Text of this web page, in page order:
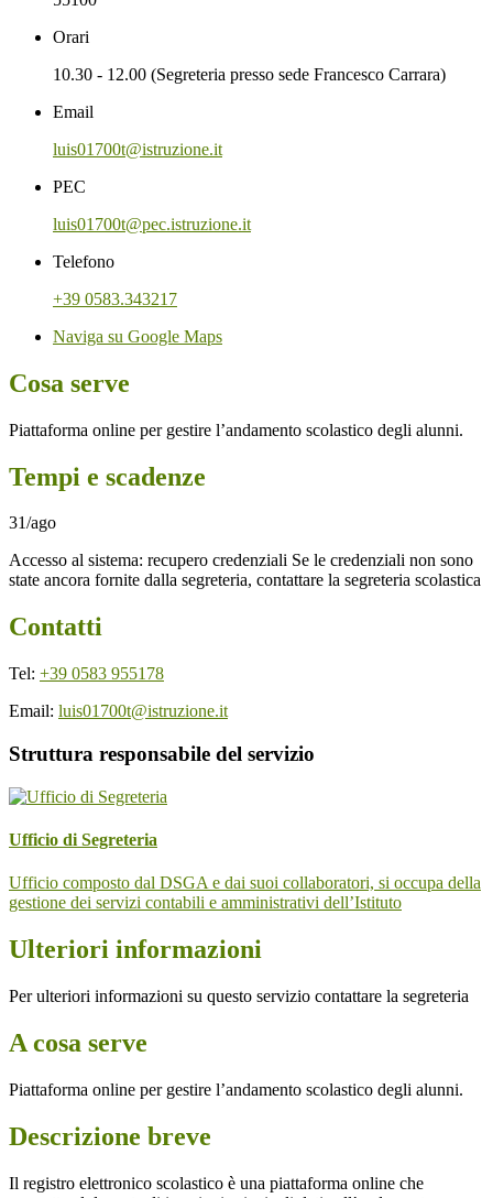
Orari
10.30 - 12.00 (Segreteria presso sede Francesco Carrara)
Email
luis01700t@istruzione.it
PEC
luis01700t@pec.istruzione.it
Telefono
+39 0583.343217
Naviga su Google Maps
Cosa serve
Piattaforma online per gestire l’andamento scolastico degli alunni.
Tempi e scadenze
31/ago
Accesso al sistema: recupero credenziali Se le credenziali non sono
state ancora fornite dalla segreteria, contattare la segreteria scolastica
Contatti
Tel: +39 0583 955178
Email: luis01700t@istruzione.it
Struttura responsabile del servizio
Ufficio di Segreteria
Ufficio composto dal DSGA e dai suoi collaboratori, si occupa della
gestione dei servizi contabili e amministrativi dell’Istituto
Ulteriori informazioni
Per ulteriori informazioni su questo servizio contattare la segreteria
A cosa serve
Piattaforma online per gestire l’andamento scolastico degli alunni.
Descrizione breve
Il registro elettronico scolastico è una piattaforma online che